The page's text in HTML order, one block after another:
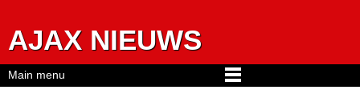
AJAX NIEUWS
Main menu